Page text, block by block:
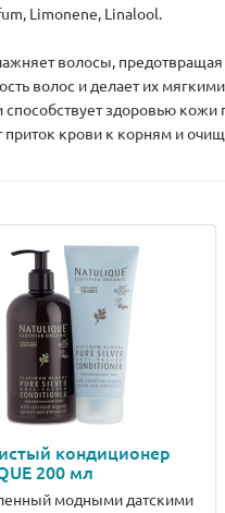
Limonene, Linalool.
волосы, предотвращая
волос и делает их
здоровью
крови к корням и
кондиционер
200 мл
модными датскими